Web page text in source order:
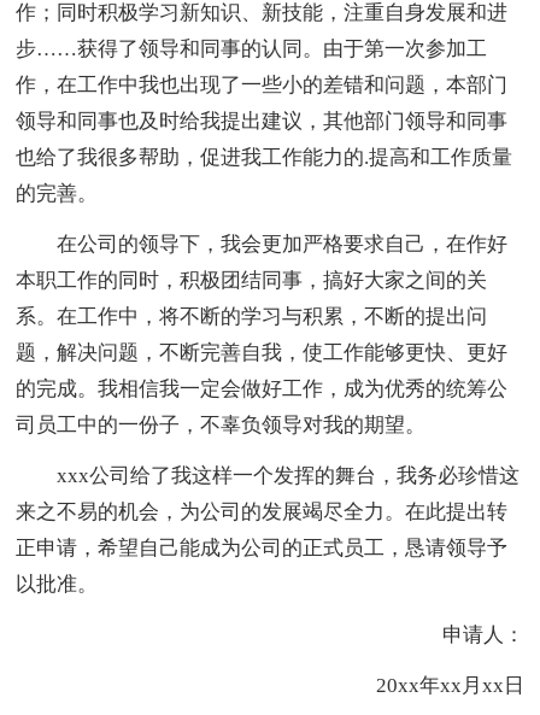
作；同时积极学习新知识、新技能，注重自身发展和进
步……获得了领导和同事的认同。由于第一次参加工
作，在工作中我也出现了一些小的差错和问题，本部门
领导和同事也及时给我提出建议，其他部门领导和同事
也给了我很多帮助，促进我工作能力的.提高和工作质量
的完善。
在公司的领导下，我会更加严格要求自己，在作好
本职工作的同时，积极团结同事，搞好大家之间的关
系。在工作中，将不断的学习与积累，不断的提出问
题，解决问题，不断完善自我，使工作能够更快、更好
的完成。我相信我一定会做好工作，成为优秀的统筹公
司员工中的一份子，不辜负领导对我的期望。
xxx公司给了我这样一个发挥的舞台，我务必珍惜这
来之不易的机会，为公司的发展竭尽全力。在此提出转
正申请，希望自己能成为公司的正式员工，恳请领导予
以批准。
申请人：
20xx年xx月xx日